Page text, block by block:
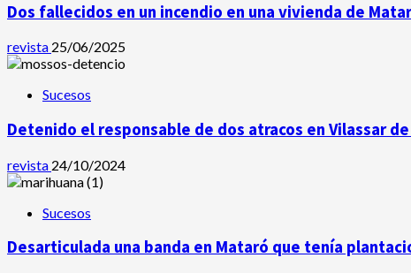
Dos fallecidos en un incendio en una vivienda de
revista 25/06/2025
Sucesos
Detenido el responsable de dos atracos en Vilassar
revista 24/10/2024
Sucesos
Desarticulada una banda en Mataró que tenía